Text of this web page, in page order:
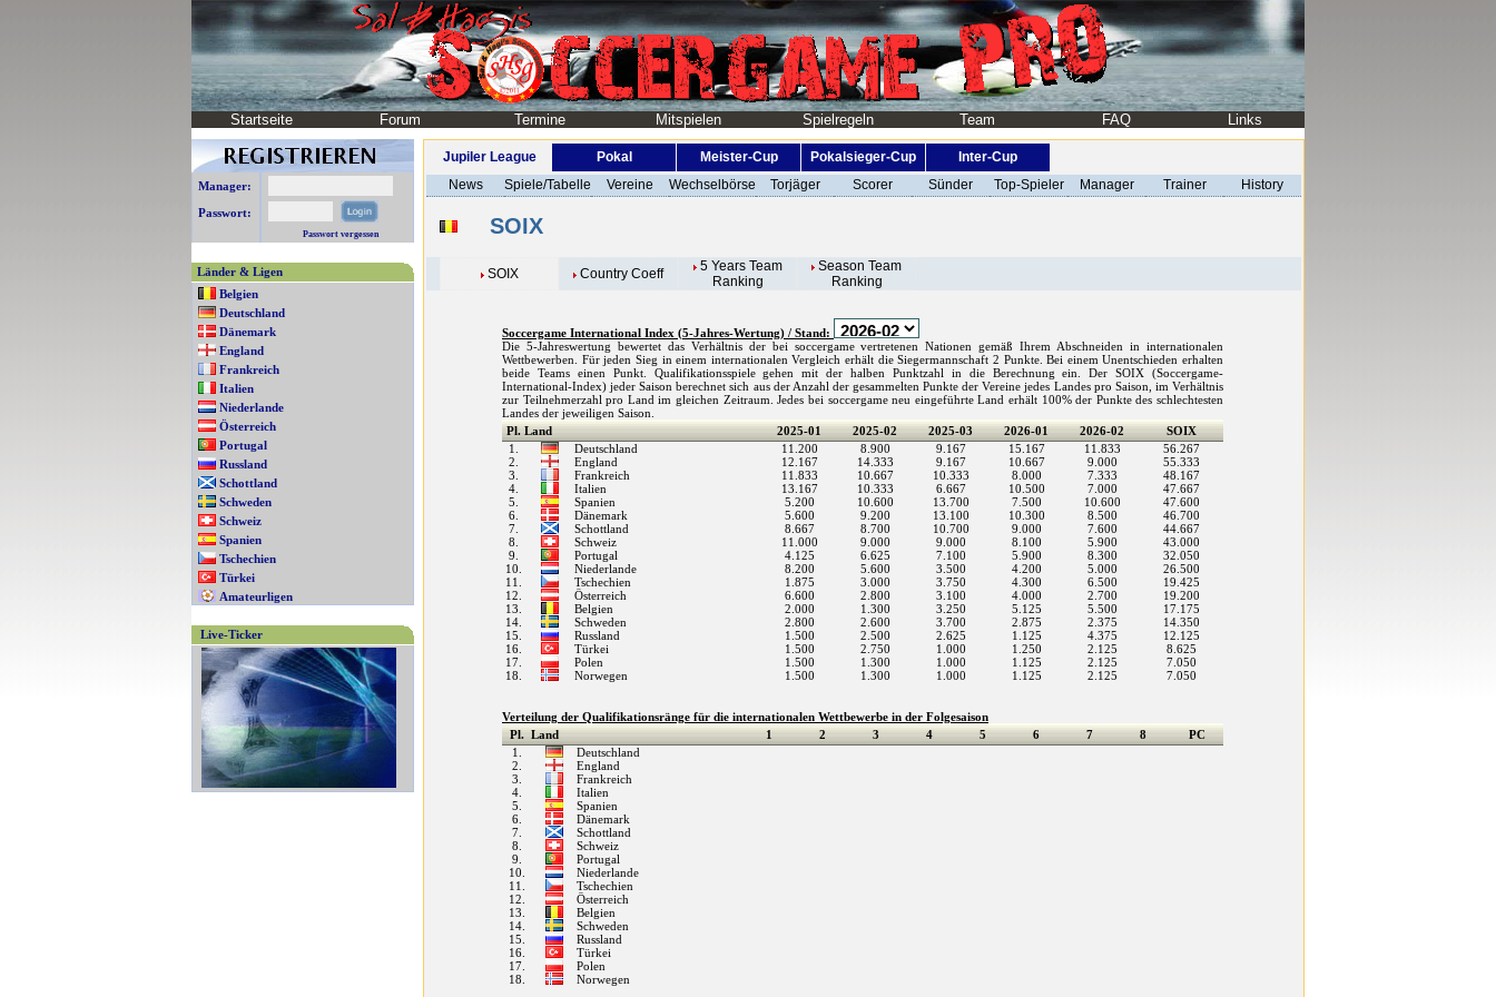
Startseite Forum Termine Mitspielen Spielregeln Team FAQ Links
Manager:
Passwort:
Passwort vergessen
Länder & Ligen
Belgien
Deutschland
Dänemark
England
Frankreich
Italien
Niederlande
Österreich
Portugal
Russland
Schottland
Schweden
Schweiz
Spanien
Tschechien
Türkei
Amateurligen
Live-Ticker
Jupiler League Pokal Meister-Cup Pokalsieger-Cup
Inter-Cup
News
Spiele/Tabelle Vereine Wechselbörse Torjäger Scorer Sünder Top-Spieler Manager Trainer History
SOIX
SOIX Country Coeff
5 Years Team
Ranking
Season Team
Ranking
Soccergame International Index (5-Jahres-Wertung) / Stand:
Die 5-Jahreswertung bewertet das Verhältnis der bei soccergame vertretenen Nationen gemäß Ihrem Abschneiden in internationalen
Wettbewerben. Für jeden Sieg in einem internationalen Vergleich erhält die Siegermannschaft 2 Punkte. Bei einem Unentschieden erhalten
beide Teams einen Punkt. Qualifikationsspiele gehen mit der halben Punktzahl in die Berechnung ein. Der SOIX (Soccergame-
International-Index) jeder Saison berechnet sich aus der Anzahl der gesammelten Punkte der Vereine jedes Landes pro Saison, im Verhältnis
zur Teilnehmerzahl pro Land im gleichen Zeitraum. Jedes bei soccergame neu eingeführte Land erhält 100% der Punkte des schlechtesten
Landes der jeweiligen Saison.
Pl. Land 2025-01 2025-02 2025-03 2026-01 2026-02
SOIX
1.
Deutschland 11.200 8.900 9.167 15.167 11.833
56.267
2.
England 12.167 14.333 9.167 10.667 9.000
55.333
3.
Frankreich 11.833 10.667 10.333 8.000 7.333
48.167
4.
Italien 13.167 10.333 6.667 10.500 7.000
47.667
5.
Spanien 5.200 10.600 13.700 7.500 10.600
47.600
6.
Dänemark 5.600 9.200 13.100 10.300 8.500
46.700
7.
Schottland 8.667 8.700 10.700 9.000 7.600
44.667
8.
Schweiz 11.000 9.000 9.000 8.100 5.900
43.000
9.
Portugal 4.125 6.625 7.100 5.900 8.300
32.050
10.
Niederlande 8.200 5.600 3.500 4.200 5.000
26.500
11.
Tschechien 1.875 3.000 3.750 4.300 6.500
19.425
12.
Österreich 6.600 2.800 3.100 4.000 2.700
19.200
13.
Belgien 2.000 1.300 3.250 5.125 5.500
17.175
14.
Schweden 2.800 2.600 3.700 2.875 2.375
14.350
15.
Russland 1.500 2.500 2.625 1.125 4.375
12.125
16.
Türkei 1.500 2.750 1.000 1.250 2.125
8.625
17.
Polen 1.500 1.300 1.000 1.125 2.125
7.050
18.
Norwegen 1.500 1.300 1.000 1.125 2.125 7.050
Verteilung der Qualifikationsränge für die internationalen Wettbewerbe in der Folgesaison
Pl. Land 1 2 3 4 5 6 7 8
PC
1.
Deutschland
2.
England
3.
Frankreich
4.
Italien
5.
Spanien
6.
Dänemark
7.
Schottland
8.
Schweiz
9.
Portugal
10.
Niederlande
11.
Tschechien
12.
Österreich
13.
Belgien
14.
Schweden
15.
Russland
16.
Türkei
17.
Polen
18.
Norwegen